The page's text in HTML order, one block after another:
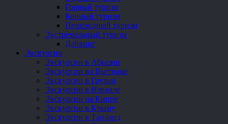
Горный туризм
Конный туризм
Пешеходный туризм
Экстремальный туризм
Дайвинг
Экскурсии
Экскурсии в Абхазии
Экскурсии во Вьетнаме
Экскурсии в Грузии
Экскурсии в Израиле
Экскурсии на Кипре
Экскурсии в Крыму
Экскурсии в Таиланд